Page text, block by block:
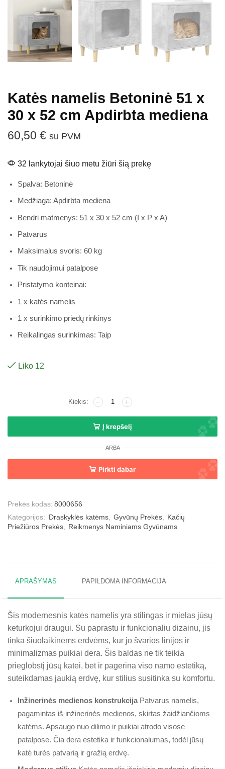
Katės namelis Betoninė 51 x
30 x 52 cm Apdirbta mediena
60,50 € su PVM
32 lankytojai šiuo metu žiūri šią prekę
Spalva: Betoninė
Medžiaga: Apdirbta mediena
Bendri matmenys: 51 x 30 x 52 cm (I x P x A)
Patvarus
Maksimalus svoris: 60 kg
Tik naudojimui patalpose
Pristatymo konteinai:
1 x katės namelis
1 x surinkimo priedų rinkinys
Reikalingas surinkimas: Taip
Liko 12
Į krepšelį
ARBA
Pirkti dabar
Prekės kodas: 8000656
Kategorijos:
Draskyklės katėms, Gyvūnų Prekės, Kačių
Priežiūros Prekės, Reikmenys Naminiams Gyvūnams
APRAŠYMAS PAPILDOMA INFORMACIJA
Šis modernesnis katės namelis yra stilingas ir mielas jūsų
keturkojui draugui. Su paprastu ir funkcionaliu dizainu, jis
tinka šiuolaikinėms erdvėms, kur jo švarios linijos ir
minimalizmas puikiai dera. Šis baldas ne tik teikia
prieglobstį jūsų katei, bet ir pagerina viso namo estetiką,
suteikdamas jaukią erdvę, kur stilius susitinka su komfortu.
Inžinerinės medienos konstrukcija Patvarus namelis,
pagamintas iš inžinerinės medienos, skirtas žaidžiančioms
katėms. Apsaugo nuo dilimo ir puikiai atrodo visose
patalpose. Čia dera estetika ir funkcionalumas, todėl jūsų
katė turės patvarią ir gražią erdvę.